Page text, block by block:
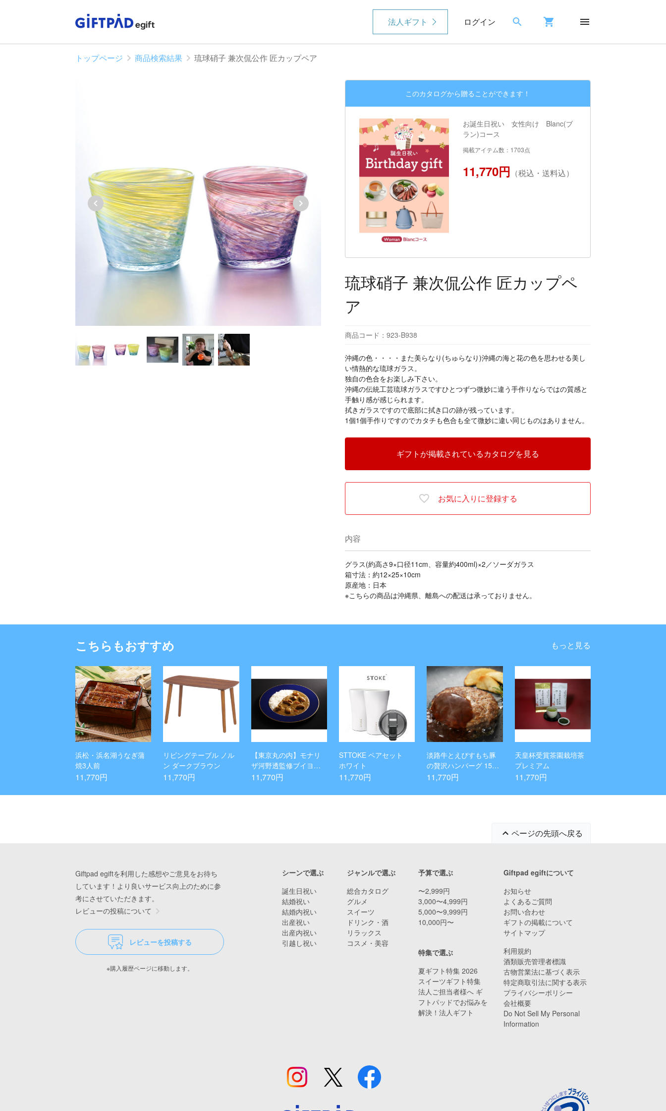
法人ギフト ログイン
トップページ 商品検索結果 琉球硝子 兼次侃公作 匠カップペア
このカタログから贈ることができます！
お誕生日祝い 女性向け Blanc(ブ
ラン)コース
掲載アイテム数：1703点
11,770円 （税込・送料込）
琉球硝子 兼次侃公作 匠カップペ
ア
商品コード：923-B938
沖縄の色・・・・また美らなり(ちゅらなり)沖縄の海と花の色を思わせる美し
い情熱的な琉球ガラス。
独自の色合をお楽しみ下さい。
沖縄の伝統工芸琉球ガラスですひとつずつ微妙に違う手作りならではの質感と
手触り感が感じられます。
拭きガラスですので底部に拭き口の跡が残っています。
1個1個手作りですのでカタチも色合も全て微妙に違い同じものはありません。
ギフトが掲載されているカタログを見る
お気に入りに登録する
内容
グラス(約高さ9×口径11cm、容量約400ml)×2／ソーダガラス
箱寸法：約12×25×10cm
原産地：日本
※こちらの商品は沖縄県、離島への配送は承っておりません。
こちらもおすすめ もっと見る
浜松・浜名湖うなぎ蒲
焼3人前
11,770円
リビングテーブル ノル
ン ダークブラウン
11,770円
【東京丸の内】モナリ
ザ河野透監修ブイヨン
煮込みのフレンチカレ
11,770円
STTOKE ペアセット
ホワイト
11,770円
淡路牛とえびすもち豚
の贅沢ハンバーグ 150g
×15個
11,770円
天皇杯受賞茶園栽培茶
プレミアム
11,770円
ページの先頭へ戻る
Giftpad egiftを利用した感想やご意見をお待ち
しています！より良いサービス向上のために参
考にさせていただきます。
レビューの投稿について
レビューを投稿する
※購入履歴ページに移動します。
シーンで選ぶ
誕生日祝い
結婚祝い
結婚内祝い
出産祝い
出産内祝い
引越し祝い
予算で選ぶ
〜2,999円
3,000〜4,999円
5,000〜9,999円
10,000円〜
ジャンルで選ぶ
総合カタログ
グルメ
スイーツ
ドリンク・酒
リラックス
コスメ・美容
特集で選ぶ
夏ギフト特集 2026
スイーツギフト特集
法人ご担当者様へ ギ
フトパッドでお悩みを
解決！法人ギフト
Giftpad egiftについて
お知らせ
よくあるご質問
お問い合わせ
ギフトの掲載について
サイトマップ
利用規約
酒類販売管理者標識
古物営業法に基づく表示
特定商取引法に関する表示
プライバシーポリシー
会社概要
Do Not Sell My Personal
Information